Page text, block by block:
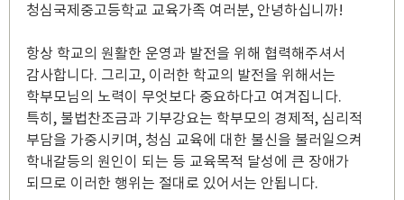
청심국제중고등학교 교육가족 여러분, 안녕하십니까!
항상 학교의 원활한 운영과 발전을 위해 협력해주셔서
감사합니다. 그리고, 이러한 학교의 발전을 위해서는
학부모님의 노력이 무엇보다 중요하다고 여겨집니다.
특히, 불법찬조금과 기부강요는 학부모의 경제적, 심리적
부담을 가중시키며, 청심 교육에 대한 불신을 불러일으켜
학내갈등의 원인이 되는 등 교육목적 달성에 큰 장애가
되므로 이러한 행위는 절대로 있어서는 안됩니다.